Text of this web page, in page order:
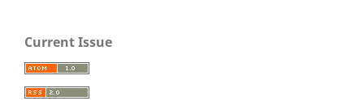
Current Issue